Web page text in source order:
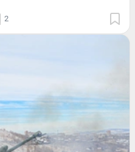
2